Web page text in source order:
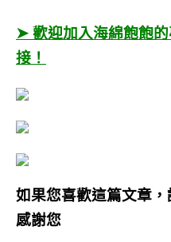
➤ 歡迎加入海綿飽飽
接！
如果您喜歡這篇文章，
感謝您